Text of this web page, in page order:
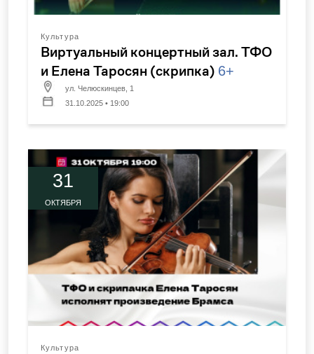
Культура
Виртуальный концертный зал. ТФО
и Елена Таросян (скрипка) 6+
ул. Челюскинцев, 1
31.10.2025 • 19:00
31
ОКТЯБРЯ
Культура